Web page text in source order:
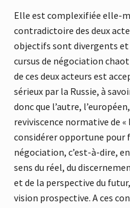
Elle est complexifiée elle-
contradictoire des deux
objectifs sont divergents et
cursus de négociation
de ces deux acteurs est
sérieux par la Russie, à
donc que l’autre,
reviviscence normative de «
considérer opportune pour
négociation, c’est-à-dire,
sens du réel, du
et de la perspective du
vision prospective. A ces